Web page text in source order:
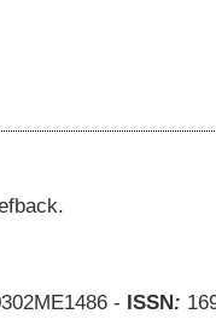
- ISSN: